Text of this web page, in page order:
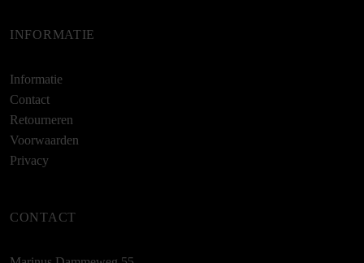
INFORMATIE
Informatie
Contact
Retourneren
Voorwaarden
Privacy
CONTACT